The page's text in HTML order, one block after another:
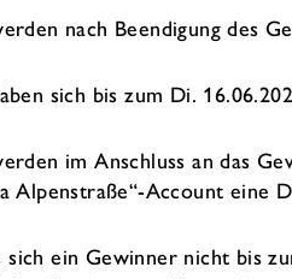
nach Beendigung des
sich bis zum Di.
im Anschluss an das
Alpenstraße“-Account eine
sich ein Gewinner nicht bis